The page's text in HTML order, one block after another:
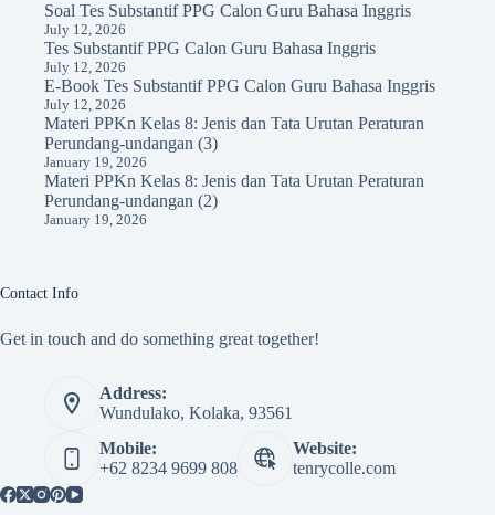
Soal Tes Substantif PPG Calon Guru Bahasa Inggris
July 12, 2026
Tes Substantif PPG Calon Guru Bahasa Inggris
July 12, 2026
E-Book Tes Substantif PPG Calon Guru Bahasa Inggris
July 12, 2026
Materi PPKn Kelas 8: Jenis dan Tata Urutan Peraturan
Perundang-undangan (3)
January 19, 2026
Materi PPKn Kelas 8: Jenis dan Tata Urutan Peraturan
Perundang-undangan (2)
January 19, 2026
Contact Info
Get in touch and do something great together!
Address:
Wundulako, Kolaka, 93561
Mobile:
+62 8234 9699 808
Website:
tenrycolle.com